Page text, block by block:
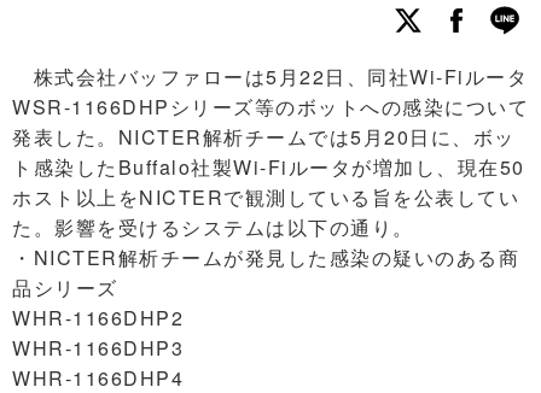
株式会社バッファローは5月22日、同社Wi-Fiルータ
WSR-1166DHPシリーズ等のボットへの感染について
発表した。NICTER解析チームでは5月20日に、ボッ
ト感染したBuffalo社製Wi-Fiルータが増加し、現在50
ホスト以上をNICTERで観測している旨を公表してい
た。影響を受けるシステムは以下の通り。
・NICTER解析チームが発見した感染の疑いのある商
品シリーズ
WHR-1166DHP2
WHR-1166DHP3
WHR-1166DHP4